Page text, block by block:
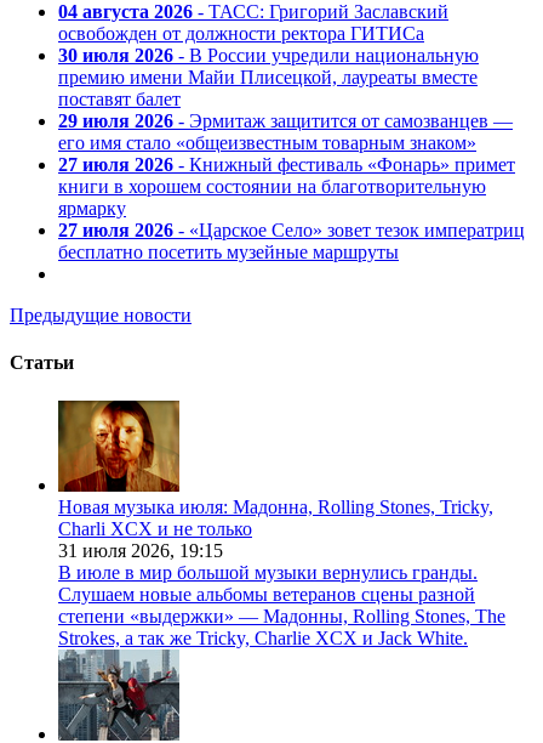
04 августа 2026 - ТАСС: Григорий Заславский
освобожден от должности ректора ГИТИСа
30 июля 2026 - В России учредили национальную
премию имени Майи Плисецкой, лауреаты вместе
поставят балет
29 июля 2026 - Эрмитаж защитится от самозванцев —
его имя стало «общеизвестным товарным знаком»
27 июля 2026 - Книжный фестиваль «Фонарь» примет
книги в хорошем состоянии на благотворительную
ярмарку
27 июля 2026 - «Царское Село» зовет тезок императриц
бесплатно посетить музейные маршруты
Предыдущие новости
Статьи
Новая музыка июля: Мадонна, Rolling Stones, Tricky,
Charli XCX и не только
31 июля 2026, 19:15
В июле в мир большой музыки вернулись гранды.
Слушаем новые альбомы ветеранов сцены разной
степени «выдержки» — Мадонны, Rolling Stones, The
Strokes, а так же Tricky, Charlie XCX и Jack White.